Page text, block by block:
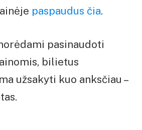
paspaudus čia.
pasinaudoti
bilietus
užsakyti kuo anksčiau –